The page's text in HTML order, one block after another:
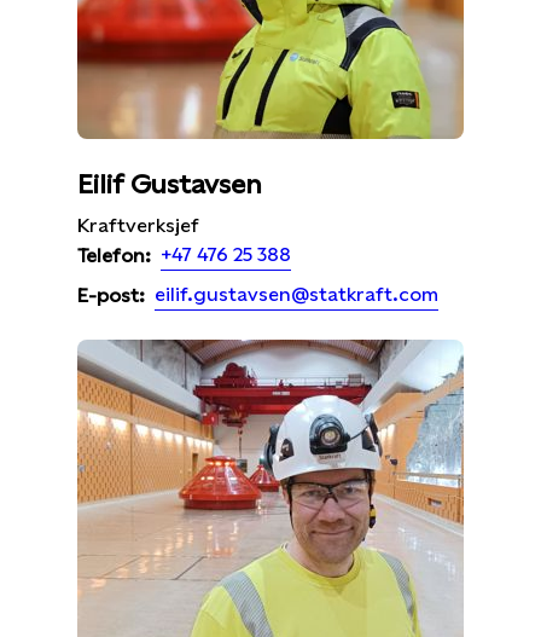
Eilif Gustavsen
Kraftverksjef
Telefon: +47 476 25 388
E-post: eilif.gustavsen@statkraft.com